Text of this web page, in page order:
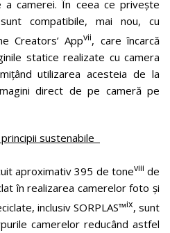
a camerei. În ceea ce privește
compatibile, mai nou, cu
Creators’ Appvii, care încarcă
statice realizate cu camera
utilizarea acesteia de la
direct de pe cameră pe
sustenabile
aproximativ 395 de toneviii de
în realizarea camerelor foto și
inclusiv SORPLAS™ix, sunt
camerelor reducând astfel